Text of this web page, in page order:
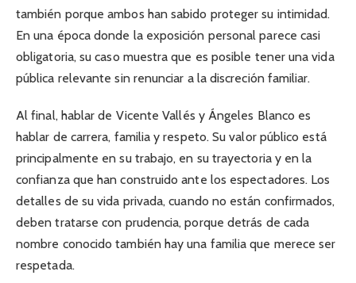
también porque ambos han sabido proteger su intimidad.
En una época donde la exposición personal parece casi
obligatoria, su caso muestra que es posible tener una vida
pública relevante sin renunciar a la discreción familiar.
Al final, hablar de Vicente Vallés y Ángeles Blanco es
hablar de carrera, familia y respeto. Su valor público está
principalmente en su trabajo, en su trayectoria y en la
confianza que han construido ante los espectadores. Los
detalles de su vida privada, cuando no están confirmados,
deben tratarse con prudencia, porque detrás de cada
nombre conocido también hay una familia que merece ser
respetada.